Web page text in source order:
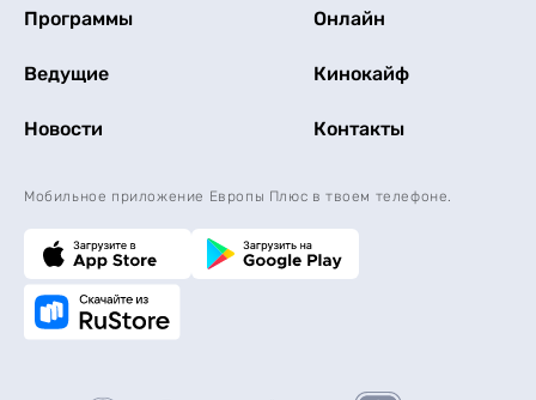
Программы Онлайн
Ведущие Кинокайф
Новости Контакты
Мобильное приложение Европы Плюс в твоем телефоне.